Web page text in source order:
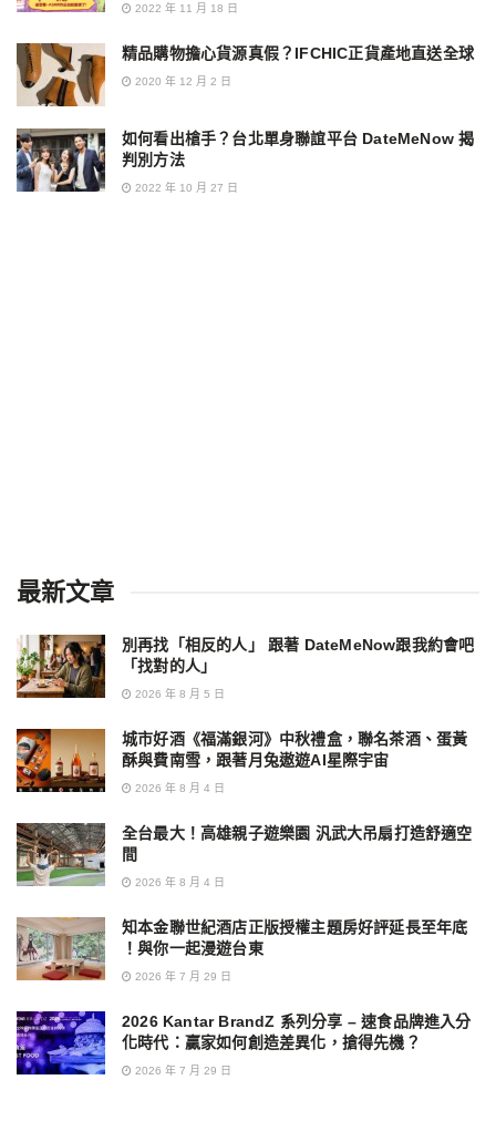
2022 年 11 月 18 日
精品購物擔心貨源真假？IFCHIC正貨產地直送全球
2020 年 12 月 2 日
如何看出槍手？台北單身聯誼平台 DateMeNow 揭
判別方法
2022 年 10 月 27 日
最新文章
別再找「相反的人」 跟著 DateMeNow跟我約會吧
「找對的人」
2026 年 8 月 5 日
城市好酒《福滿銀河》中秋禮盒，聯名茶酒、蛋黃
酥與費南雪，跟著月兔遨遊AI星際宇宙
2026 年 8 月 4 日
全台最大！高雄親子遊樂園 汎武大吊扇打造舒適空
間
2026 年 8 月 4 日
知本金聯世紀酒店正版授權主題房好評延長至年底
！與你一起漫遊台東
2026 年 7 月 29 日
2026 Kantar BrandZ 系列分享 – 速食品牌進入分
化時代：贏家如何創造差異化，搶得先機？
2026 年 7 月 29 日